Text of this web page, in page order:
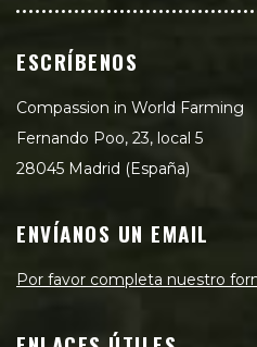
ESCRÍBENOS
Compassion in World Farming
Fernando Poo, 23, local 5
28045 Madrid (España)
ENVÍANOS UN EMAIL
Por favor completa nuestro